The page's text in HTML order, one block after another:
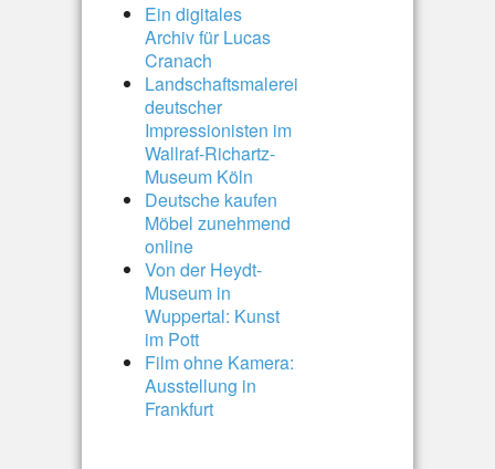
Ein digitales
Archiv für Lucas
Cranach
Landschaftsmalerei
deutscher
Impressionisten im
Wallraf-Richartz-
Museum Köln
Deutsche kaufen
Möbel zunehmend
online
Von der Heydt-
Museum in
Wuppertal: Kunst
im Pott
Film ohne Kamera:
Ausstellung in
Frankfurt